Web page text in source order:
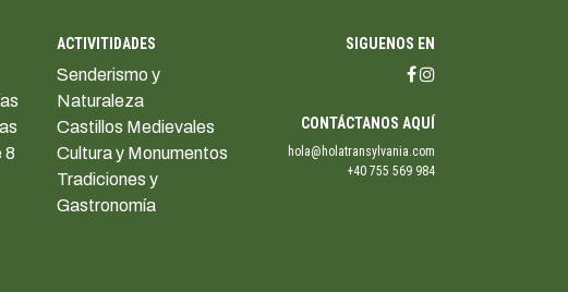
8
ACTIVITIDADES
Senderismo y
Naturaleza
Castillos Medievales
Cultura y Monumentos
Tradiciones y
Gastronomía
SIGUENOS EN
CONTÁCTANOS AQUÍ
hola@holatransylvania.com
+40 755 569 984